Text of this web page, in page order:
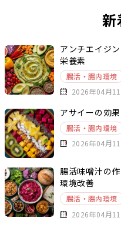
新
アンチエイジ
栄養素
腸活・腸内環境
2026年04月
アサイーの効
腸活・腸内環境
2026年04月
腸活味噌汁の
環境改善
腸活・腸内環境
2026年04月